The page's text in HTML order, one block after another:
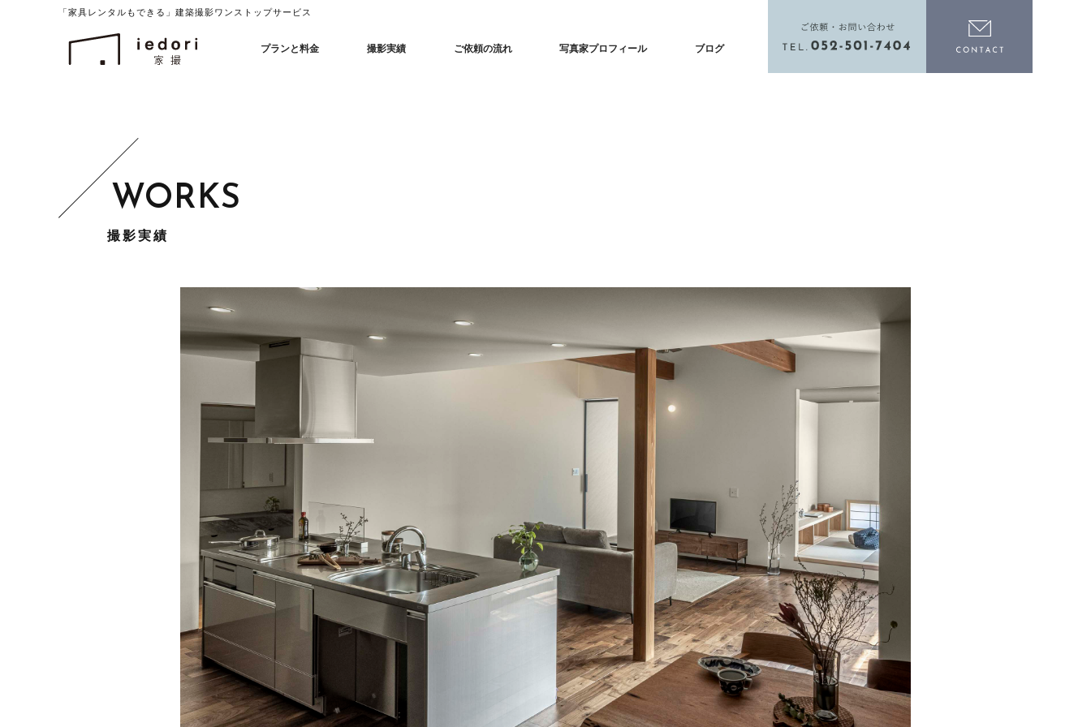
「家具レンタルもできる」建築撮影ワンストップサービス
プランと料金 撮影実績 ご依頼の流れ 写真家プロフィール ブログ
電話をかける
撮影実績